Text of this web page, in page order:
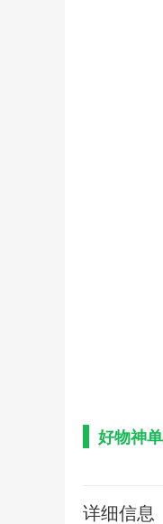
好物神
2.商场里有专
详细信息